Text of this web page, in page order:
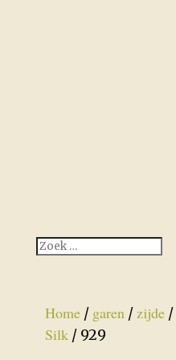
Home/ garen/zijde/
Silk/ 929